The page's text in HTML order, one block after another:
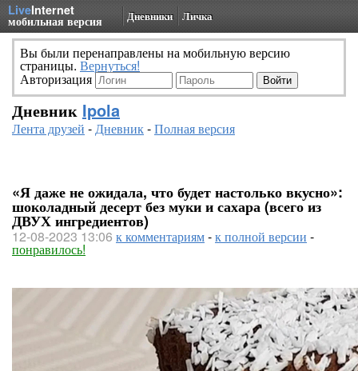
LiveInternet
мобильная версия Дневники Личка
Вы были перенаправлены на мобильную версию
страницы. Вернуться!
Авторизация
Дневник Ipola
Лента друзей -Дневник-Полная версия
«Я даже не ожидала, что будет настолько вкусно»:
шоколадный десерт без муки и сахара (всего из
ДВУХ ингредиентов)
12-08-2023 13:06 к комментариям-к полной версии -
понравилось!